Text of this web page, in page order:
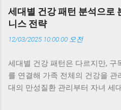
유를 구체적인 사례와 함께 살펴
유, ‘지속성과 데이터’ 의학 전문
델에 주목하는 가장 큰 이유는 ‘지
다. 기존의 건강관리는 일회성 검
부모님의 혈압 변화, 자녀의 수면
한눈에 볼 수 있죠. 저도 부모님
주 리포트를 함께 보며 식단을 조
세대별 건강 패턴 분석으로
니스 전략
12/03/2025 10:00:00 오전
세대별 건강 패턴은 다르지만, 구
를 연결해 가족 전체의 건강을 관
대의 만성질환 관리부터 자녀 세